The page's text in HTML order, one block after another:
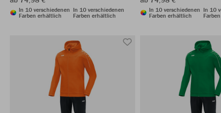
In 10 verschiedenen
Farben erhältlich
In 10 verschiedenen
Farben erhältlich
In 10 verschiedenen
Farben erhältlich
In 10